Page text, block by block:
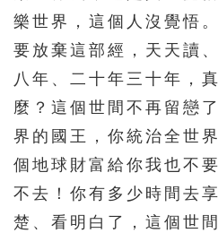
521 522 523
531 532 533
536 537 538
541 542 543
546 547 548
樂世界，這個人沒覺悟
要放棄這部經，天天讀
八年、二十年三十年，
麼？這個世間不再留戀
界的國王，你統治全世
個地球財富給你我也不
不去！你有多少時間去
楚、看明白了，這個世